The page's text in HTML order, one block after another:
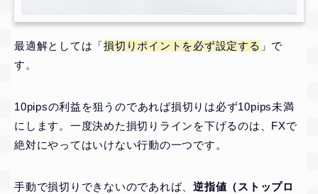
最適解としては「損切りポイントを必ず設定する 」で
す。
10pipsの利益を狙うのであれば損切りは必ず10pips未満
にします。一度決めた損切りラインを下げるのは、FXで
絶対にやってはいけない行動の一つです。
手動で損切りできないのであれば、逆指値（ストップロ